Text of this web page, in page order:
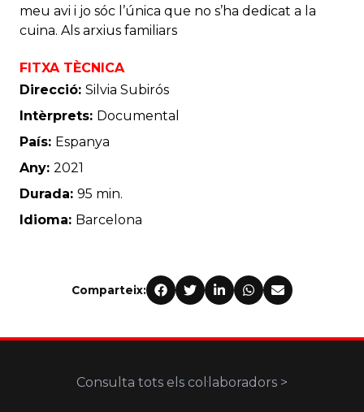
meu avi i jo sóc l’única que no s’ha dedicat a la
cuina. Als arxius familiars
FITXA TÈCNICA
Direcció: Silvia Subirós
Intèrprets: Documental
País: Espanya
Any: 2021
Durada: 95 min.
Idioma: Barcelona
Comparteix:
Consulta tots els col·laboradors >